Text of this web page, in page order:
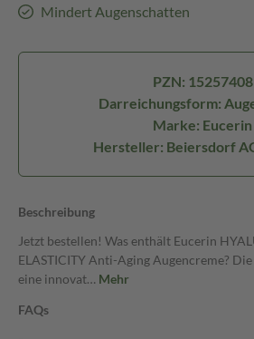
Mindert Augenschatten
PZN: 15257408
Darreichungsform:
Marke: Eucerin
Hersteller: Beiersdorf
Beschreibung
Jetzt bestellen! Was enthält Eucerin
ELASTICITY Anti-Aging Augencreme?
eine innovat… Mehr
FAQs